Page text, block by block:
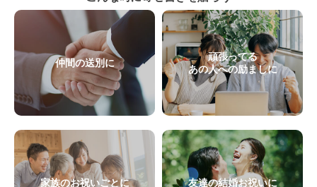
仲間の送別に
頑張ってる
あの人への励ましに
家族のお祝いごとに 友達の結婚お祝いに